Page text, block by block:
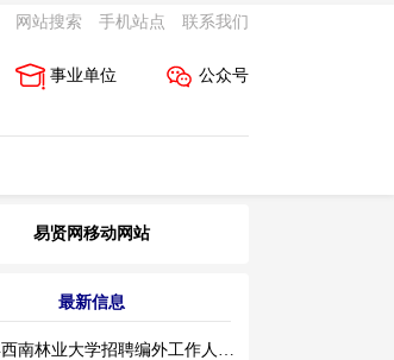
网站搜索 手机站点 联系我们
公众号
事业单位
易贤网移动网站
最新信息
2025年西南林业大学招聘编外工作人员公告（三）